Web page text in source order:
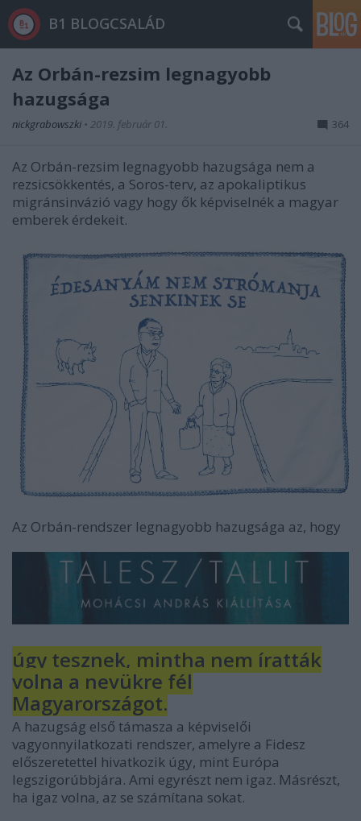
B1 BLOGCSALÁD
Az Orbán-rezsim legnagyobb
hazugsága
nickgrabowszki • 2019. február 01. 364
Az Orbán-rezsim legnagyobb hazugsága nem a
rezsicsökkentés, a Soros-terv, az apokaliptikus
migránsinvázió vagy hogy ők képviselnék a magyar
emberek érdekeit.
Az Orbán-rendszer legnagyobb hazugsága az, hogy
úgy tesznek, mintha nem íratták
volna a nevükre fél
Magyarországot.
A hazugság első támasza a képviselői
vagyonnyilatkozati rendszer, amelyre a Fidesz
előszeretettel hivatkozik úgy, mint Európa
legszigorúbbjára. Ami egyrészt nem igaz. Másrészt,
ha igaz volna, az se számítana sokat.